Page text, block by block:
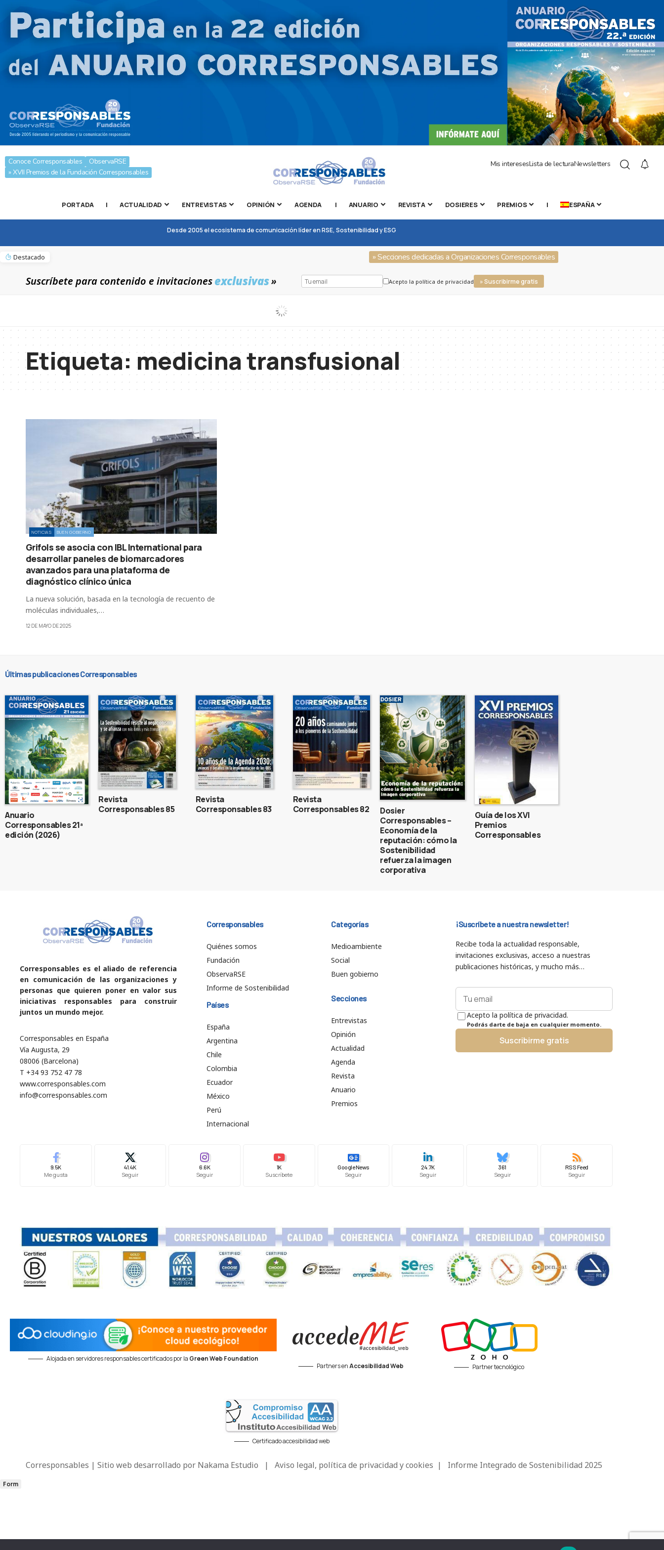
Conoce Corresponsables
ObservaRSE
» XVII Premios de la Fundación Corresponsables
Mis interesesLista de lecturaNewsletters
PORTADA | ACTUALIDAD ENTREVISTAS OPINIÓN AGENDA | ANUARIO REVISTA DOSIERES PREMIOS | ESPAÑA
Desde 2005 el ecosistema de comunicación líder en RSE, Sostenibilidad y ESG
Destacado » Secciones dedicadas a Organizaciones Corresponsables
Suscríbete para contenido e invitacionesexclusivas» Acepto la política de privacidad » Suscribirme gratis
Etiqueta: medicina transfusional
NOTICIAS BUEN GOBIERNO
Grifols se asocia con IBL International para
desarrollar paneles de biomarcadores
avanzados para una plataforma de
diagnóstico clínico única
La nueva solución, basada en la tecnología de recuento de
moléculas individuales,…
12 DE MAYO DE 2025
Últimas publicaciones Corresponsables
Anuario
Corresponsables 21ª
edición (2026)
Revista
Corresponsables 85
Revista
Corresponsables 83
Revista
Corresponsables 82
Dosier
Corresponsables –
Economía de la
reputación: cómo la
Sostenibilidad
refuerza la imagen
corporativa
Guía de los XVI
Premios
Corresponsables
Corresponsables es el aliado de referencia
en comunicación de las organizaciones y
personas que quieren poner en valor sus
iniciativas responsables para construir
juntos un mundo mejor.
Corresponsables en España
Vía Augusta, 29
08006 (Barcelona)
T +34 93 752 47 78
www.corresponsables.com
info@corresponsables.com
Corresponsables
Quiénes somos
Fundación
ObservaRSE
Informe de Sostenibilidad
Países
España
Argentina
Chile
Colombia
Ecuador
México
Perú
Internacional
Categorías
Medioambiente
Social
Buen gobierno
Secciones
Entrevistas
Opinión
Actualidad
Agenda
Revista
Anuario
Premios
¡Suscríbete a nuestra newsletter!
Recibe toda la actualidad responsable,
invitaciones exclusivas, acceso a nuestras
publicaciones históricas, y mucho más…
Acepto la política de privacidad.
Podrás darte de baja en cualquier momento.
Suscribirme gratis
9.5K
Me gusta
41.4K
Seguir
6.6K
Seguir
1K
Suscríbete
Google News
Seguir
24.7K
Seguir
361
Seguir
RSS Feed
Seguir
Alojada en servidores responsables certificados por la Green Web Foundation
Partners enAccesibilidad Web Partner tecnológico
Certificado accesibilidad web
Corresponsables | Sitio web desarrollado por Nakama Estudio | Aviso legal, política de privacidad y cookies | Informe Integrado de Sostenibilidad 2025
Form